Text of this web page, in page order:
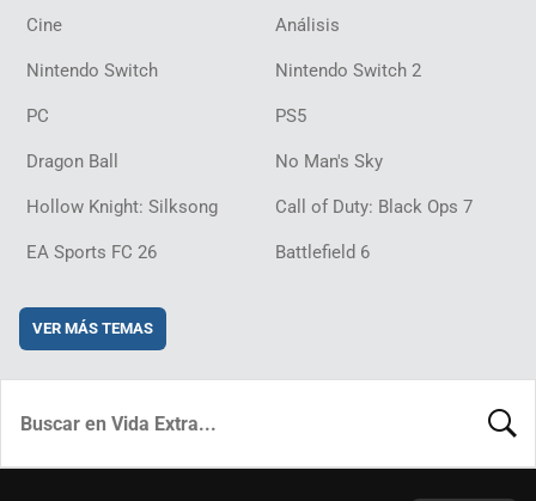
Cine Análisis
Nintendo Switch Nintendo Switch 2
PC PS5
Dragon Ball No Man's Sky
Hollow Knight: Silksong Call of Duty: Black Ops 7
EA Sports FC 26 Battlefield 6
VER MÁS TEMAS